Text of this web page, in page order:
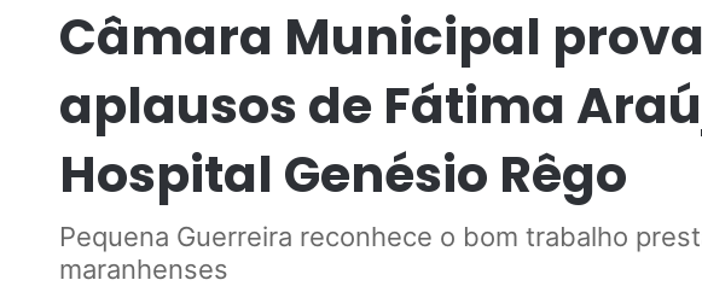
Câmara Municipal
aplausos de Fátima
Hospital Genésio Rêgo
Pequena Guerreira reconhece o bom trabalho
maranhenses